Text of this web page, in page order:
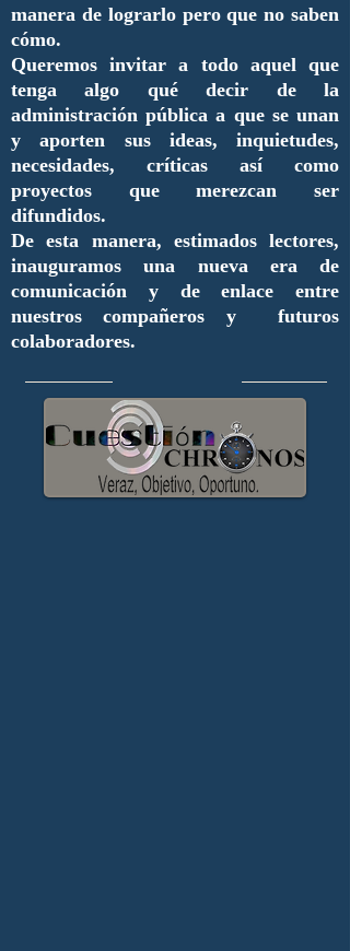
manera de lograrlo pero que no saben
cómo.
Queremos invitar a todo aquel que
tenga algo qué decir de la
administración pública a que se unan
y aporten sus ideas, inquietudes,
necesidades, críticas así como
proyectos que merezcan ser
difundidos.
De esta manera, estimados lectores,
inauguramos una nueva era de
comunicación y de enlace entre
nuestros compañeros y futuros
colaboradores.